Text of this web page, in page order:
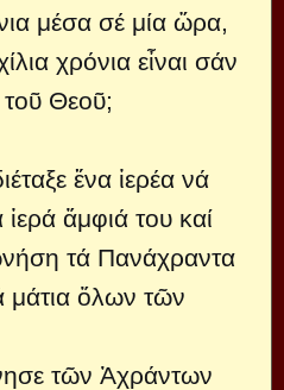
μέσα σέ μία ὥρα,
χρόνια εἶναι σάν
Θεοῦ;
ἕνα ἱερέα νά
ἄμφιά του καί
τά Πανάχραντα
ὅλων τῶν
τῶν Ἀχράντων